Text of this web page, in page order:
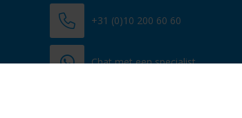
+31 (0)10 200 60 60
Chat met een specialist